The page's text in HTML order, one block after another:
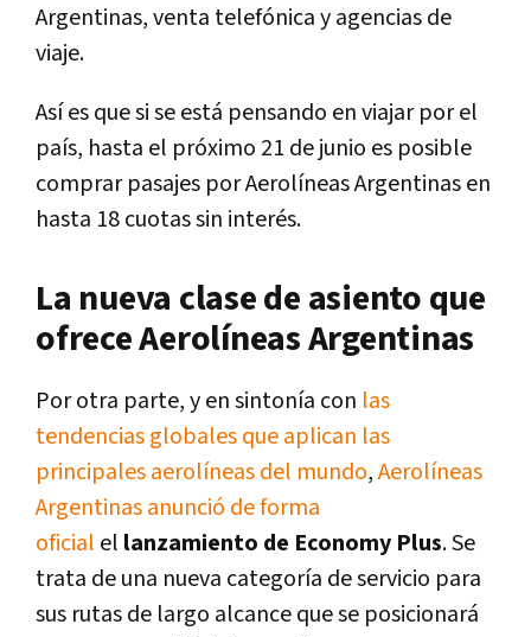
Argentinas, venta telefónica y agencias de
viaje.
Así es que si se está pensando en viajar por el
país, hasta el próximo 21 de junio es posible
comprar pasajes por Aerolíneas Argentinas en
hasta 18 cuotas sin interés.
La nueva clase de asiento que
ofrece Aerolíneas Argentinas
Por otra parte, y en sintonía con las
tendencias globales que aplican las
principales aerolíneas del mundo,Aerolíneas
Argentinas anunció de forma
oficial el lanzamiento de Economy Plus. Se
trata deuna nueva categoría de servicio para
sus rutas de largo alcance que se posicionará